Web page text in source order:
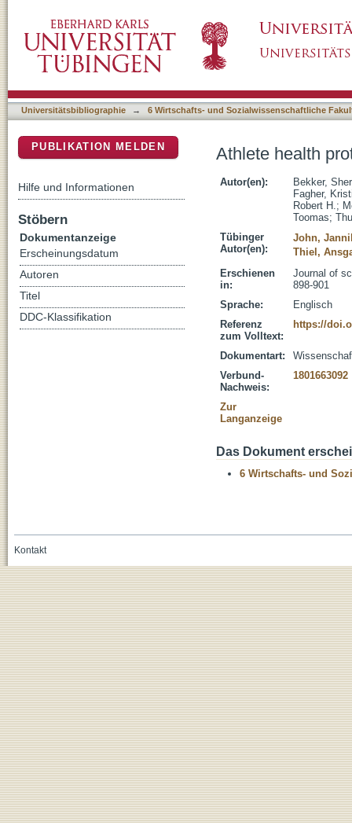
Universitätsbibliographie → 6 Wirtschafts- und Sozialwissenschaftliche
Athlete health
Autor(en):
Bekker,
Fagher,
Robert H.;
Toomas;
Tübinger
Autor(en):
John,
Thiel,
Erschienen
in:
Journal of
898-901
Sprache:
Englisch
Referenz
zum Volltext:
https://
Dokumentart:
Verbund-
Nachweis:
1801663092
Zur
Langanzeige
Das Dokument
6 Wirtschafts- und
PUBLIKATION MELDEN
Hilfe und Informationen
Stöbern
Dokumentanzeige
Erscheinungsdatum
Autoren
Titel
DDC-Klassifikation
Kontakt